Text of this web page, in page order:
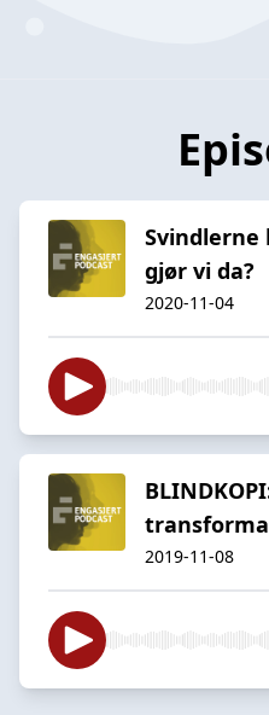
Svindlerne
gjør vi da?
2020-11-04
2019-11-08